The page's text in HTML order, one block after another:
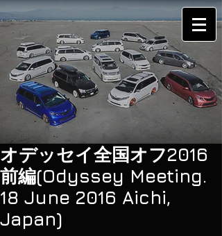
オデッセイ全国オフ2016
前編(Odyssey Meeting.
18 June 2016 Aichi,
Japan)